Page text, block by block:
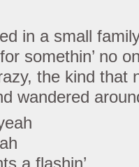
in a small
somethin’ no
the kind that
wandered
a flashin’